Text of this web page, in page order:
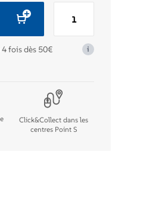
KIT
ECLAIRAGE
i
fois dès 50€
Click&Collect dans les
centres Point S